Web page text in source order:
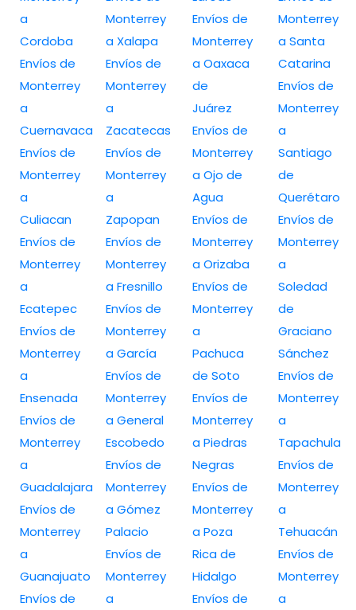
a
Cordoba
Envíos de
Monterrey
a
Cuernavaca
Envíos de
Monterrey
a
Culiacan
Envíos de
Monterrey
a
Ecatepec
Envíos de
Monterrey
a
Ensenada
Envíos de
Monterrey
a
Guadalajara
Envíos de
Monterrey
a
Guanajuato
Envíos de
Monterrey
a Xalapa
Envíos de
Monterrey
a
Zacatecas
Envíos de
Monterrey
a
Zapopan
Envíos de
Monterrey
a Fresnillo
Envíos de
Monterrey
a García
Envíos de
Monterrey
a General
Escobedo
Envíos de
Monterrey
a Gómez
Palacio
Envíos de
Monterrey
a
Envíos de
Monterrey
a Oaxaca
de
Juárez
Envíos de
Monterrey
a Ojo de
Agua
Envíos de
Monterrey
a Orizaba
Envíos de
Monterrey
a
Pachuca
de Soto
Envíos de
Monterrey
a Piedras
Negras
Envíos de
Monterrey
a Poza
Rica de
Hidalgo
Envíos de
Monterrey
a Santa
Catarina
Envíos de
Monterrey
a
Santiago
de
Querétaro
Envíos de
Monterrey
a
Soledad
de
Graciano
Sánchez
Envíos de
Monterrey
a
Tapachula
Envíos de
Monterrey
a
Tehuacán
Envíos de
Monterrey
a